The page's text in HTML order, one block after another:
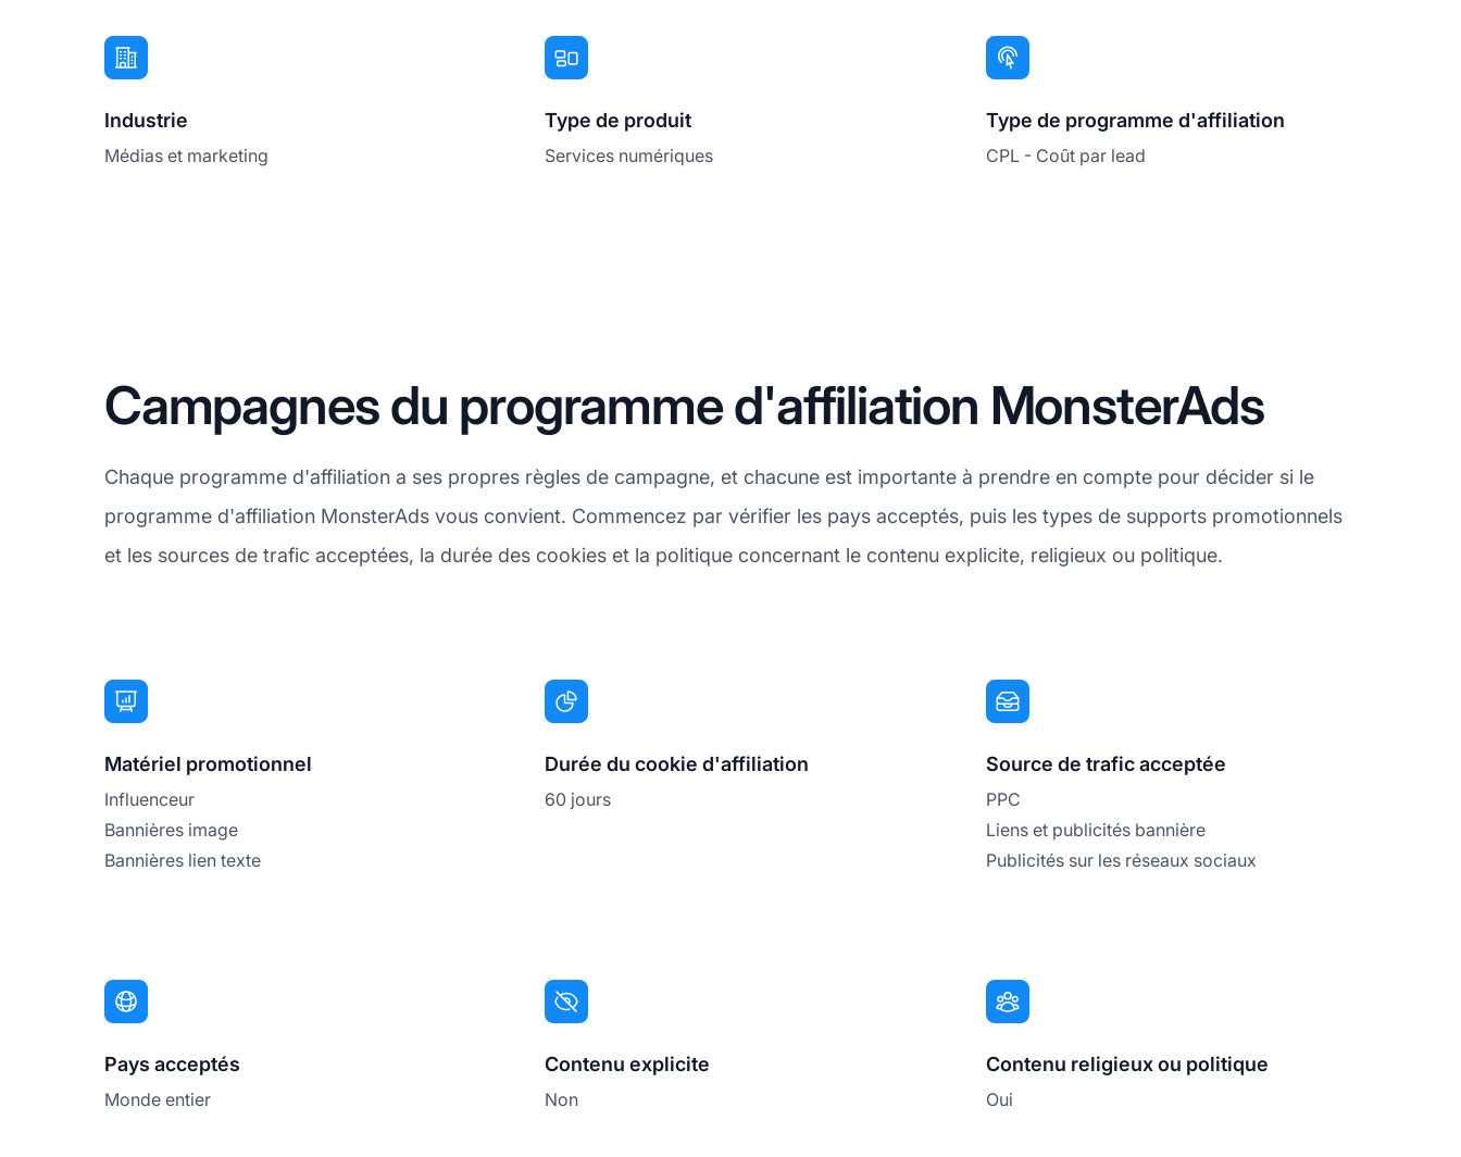
Industrie
Médias et marketing
Type de produit
Services numériques
Type de programme d'affiliation
CPL - Coût par lead
Campagnes du programme d'affiliation MonsterAds
Chaque programme d'affiliation a ses propres règles de campagne, et chacune est importante à prendre en compte pour décider si le
programme d'affiliation MonsterAds vous convient. Commencez par vérifier les pays acceptés, puis les types de supports promotionnels
et les sources de trafic acceptées, la durée des cookies et la politique concernant le contenu explicite, religieux ou politique.
Matériel promotionnel
Influenceur
Bannières image
Bannières lien texte
Durée du cookie d'affiliation
60 jours
Source de trafic acceptée
PPC
Liens et publicités bannière
Publicités sur les réseaux sociaux
Pays acceptés
Monde entier
Contenu explicite
Non
Contenu religieux ou politique
Oui